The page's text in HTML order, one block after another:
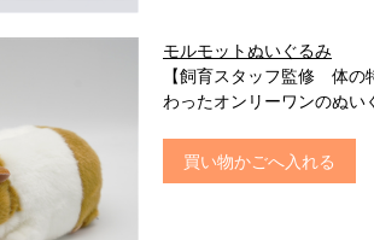
モルモットぬいぐるみ
【飼育スタッフ監修 体の
わったオンリーワンのぬい
買い物かごへ入れる